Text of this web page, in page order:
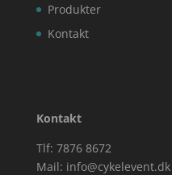
Produkter
Kontakt
Kontakt
Tlf: 7876 8672
Mail: info@cykelevent.dk